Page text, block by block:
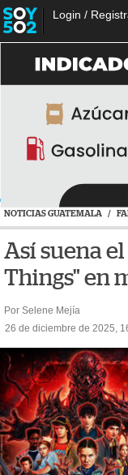
Login /
NOTICIAS GUATEMALA /
Así suena
Things" en
Por Selene Mejía
26 de diciembre de 2025,